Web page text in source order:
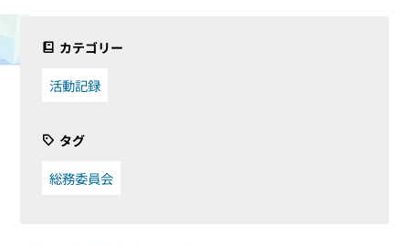
カテゴリー
活動記録
タグ
総務委員会